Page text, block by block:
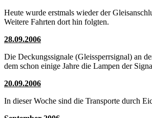
Heute wurde erstmals wieder der
Weitere Fahrten dort hin folgten.
28.09.2006
Die Deckungssignale (Gleissperrsignal) an
dem schon einige Jahre die Lampen der
20.09.2006
In dieser Woche sind die Transporte durch